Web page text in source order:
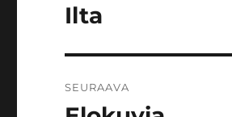
selaus
Edellinen
Ilta
SEURAAVA
Seuraava